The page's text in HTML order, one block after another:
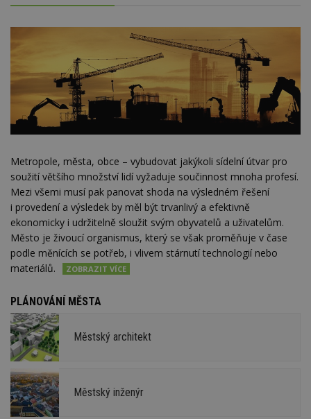
Metropole, města, obce – vybudovat jakýkoli sídelní útvar pro
soužití většího množství lidí vyžaduje součinnost mnoha profesí.
Mezi všemi musí pak panovat shoda na výsledném řešení
i provedení a výsledek by měl být trvanlivý a efektivně
ekonomicky i udržitelně sloužit svým obyvatelů a uživatelům.
Město je živoucí organismus, který se však proměňuje v čase
podle měnících se potřeb, i vlivem stárnutí technologií nebo
materiálů.
PLÁNOVÁNÍ MĚSTA
Městský architekt
Městský inženýr